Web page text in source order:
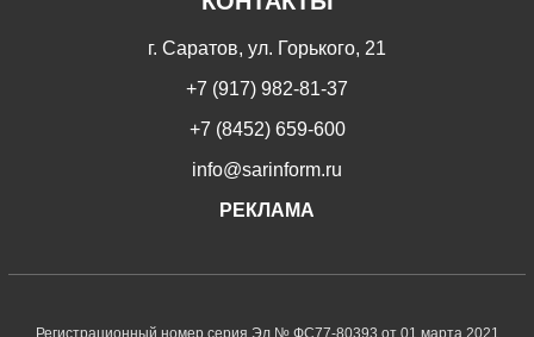
г. Саратов, ул. Горького, 21
+7 (917) 982-81-37
+7 (8452) 659-600
info@sarinform.ru
РЕКЛАМА